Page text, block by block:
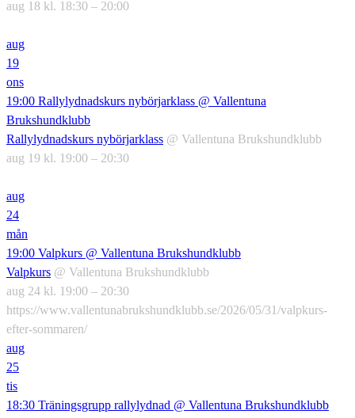
aug 18 kl. 18:30 – 20:00
aug
19
ons
19:00 Rallylydnadskurs nybörjarklass @ Vallentuna
Brukshundklubb
Rallylydnadskurs nybörjarklass @ Vallentuna Brukshundklubb
aug 19 kl. 19:00 – 20:30
aug
24
mån
19:00 Valpkurs @ Vallentuna Brukshundklubb
Valpkurs @ Vallentuna Brukshundklubb
aug 24 kl. 19:00 – 20:30
https://www.vallentunabrukshundklubb.se/2026/05/31/valpkurs-
efter-sommaren/
aug
25
tis
18:30 Träningsgrupp rallylydnad @ Vallentuna Brukshundklubb